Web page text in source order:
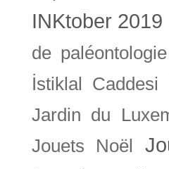
INKtober 2019
de
İstiklal Caddesi
Jardin du
Jouets Noël